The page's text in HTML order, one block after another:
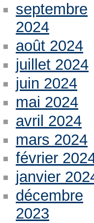
septembre
2024
août 2024
juillet 2024
juin 2024
mai 2024
avril 2024
mars 2024
février
janvier
décembre
2023